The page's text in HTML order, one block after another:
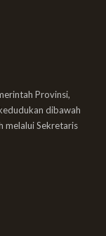
Provinsi,
dibawah
melalui Sekretaris